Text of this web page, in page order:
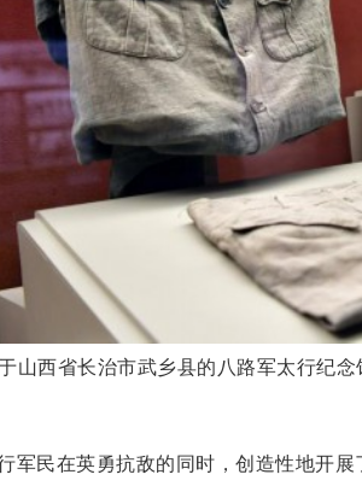
山西省长治市武乡县的八路军太行纪
军民在英勇抗敌的同时，创造性地开